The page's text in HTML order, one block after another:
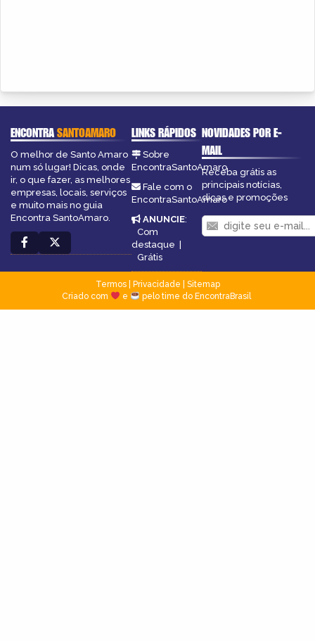
ENCONTRASANTOAMARO
O melhor de Santo Amaro
num só lugar! Dicas, onde
ir, o que fazer, as melhores
empresas, locais, serviços
e muito mais no guia
Encontra SantoAmaro.
LINKS RÁPIDOS
Sobre
EncontraSantoAmaro
Fale com o
EncontraSantoAmaro
ANUNCIE:
Com
destaque |
Grátis
NOVIDADES POR E-
MAIL
Receba grátis as
principais notícias,
dicas e promoções
Termos| Privacidade
Sitemap
Criado com
e pelo time do EncontraBrasil